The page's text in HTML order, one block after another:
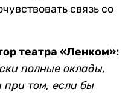
связь со
театра «Ленком»:
полные оклады,
при том, если бы